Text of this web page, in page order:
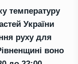
температуру
України
руху для
воно